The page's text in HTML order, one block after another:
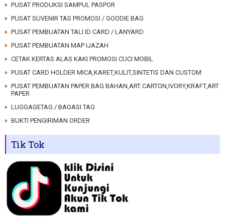
PUSAT PRODUKSI SAMPUL PASPOR
PUSAT SUVENIR TAS PROMOSI / GOODIE BAG
PUSAT PEMBUATAN TALI ID CARD / LANYARD
PUSAT PEMBUATAN MAP IJAZAH
CETAK KERTAS ALAS KAKI PROMOSI CUCI MOBIL
PUSAT CARD HOLDER MICA,KARET,KULIT,SINTETIS DAN CUSTOM
PUSAT PEMBUATAN PAPER BAG BAHAN,ART CARTON,IVORY,KRAFT,ART
PAPER
LUGGAGETAG / BAGASI TAG
BUKTI PENGIRIMAN ORDER
Tik Tok